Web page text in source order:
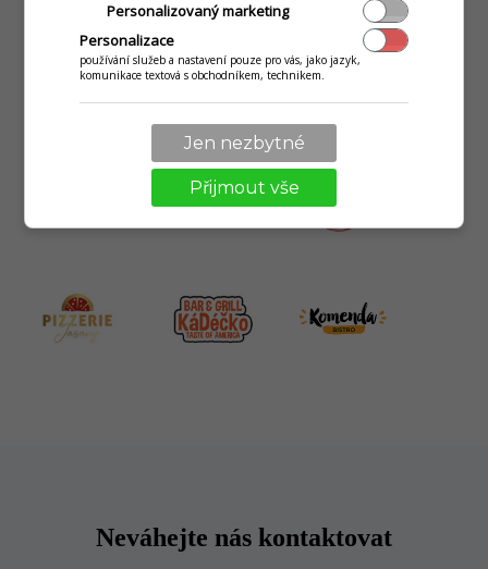
Neváhejte nás kontaktovat
Personalizovaný marketing
Personalizace
používání služeb a nastavení pouze pro vás, jako jazyk,
komunikace textová s obchodníkem, technikem.
Jen nezbytné
Přijmout vše